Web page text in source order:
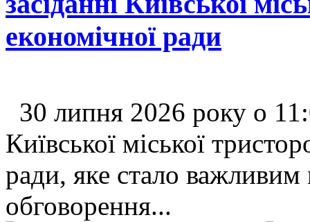
економічної ради
30 липня 2026 року о
Київської міської
ради, яке стало
обговорення...